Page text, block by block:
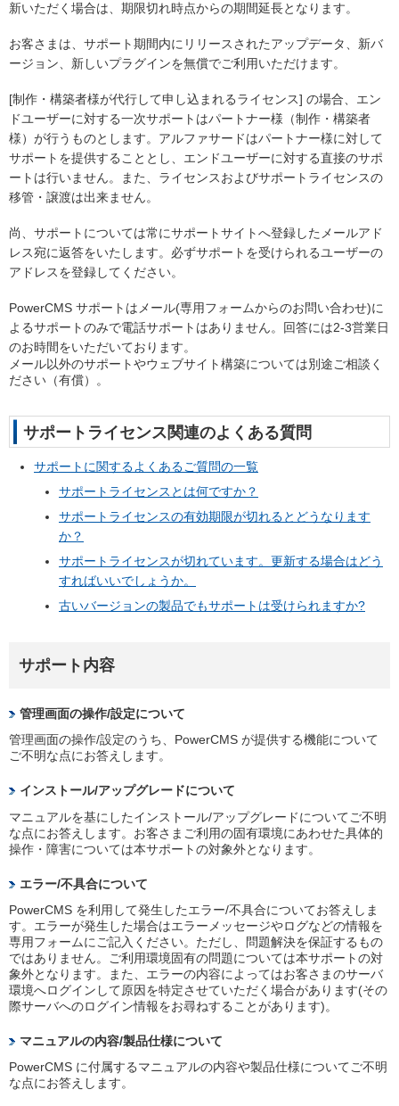
新いただく場合は、期限切れ時点からの期間延長となります。
お客さまは、サポート期間内にリリースされたアップデータ、新バ
ージョン、新しいプラグインを無償でご利用いただけます。
[制作・構築者様が代行して申し込まれるライセンス] の場合、エン
ドユーザーに対する一次サポートはパートナー様（制作・構築者
様）が行うものとします。アルファサードはパートナー様に対して
サポートを提供することとし、エンドユーザーに対する直接のサポ
ートは行いません。また、ライセンスおよびサポートライセンスの
移管・譲渡は出来ません。
尚、サポートについては常にサポートサイトへ登録したメールアド
レス宛に返答をいたします。必ずサポートを受けられるユーザーの
アドレスを登録してください。
PowerCMS サポートはメール(専用フォームからのお問い合わせ)に
よるサポートのみで電話サポートはありません。回答には2-3営業日
のお時間をいただいております。
メール以外のサポートやウェブサイト構築については別途ご相談く
ださい（有償）。
サポートライセンス関連のよくある質問
サポートに関するよくあるご質問の一覧
サポートライセンスとは何ですか？
サポートライセンスの有効期限が切れるとどうなります
か？
サポートライセンスが切れています。更新する場合はどう
すればいいでしょうか。
古いバージョンの製品でもサポートは受けられますか?
サポート内容
管理画面の操作/設定について
管理画面の操作/設定のうち、PowerCMS が提供する機能について
ご不明な点にお答えします。
インストール/アップグレードについて
マニュアルを基にしたインストール/アップグレードについてご不明
な点にお答えします。お客さまご利用の固有環境にあわせた具体的
操作・障害については本サポートの対象外となります。
エラー/不具合について
PowerCMS を利用して発生したエラー/不具合についてお答えしま
す。エラーが発生した場合はエラーメッセージやログなどの情報を
専用フォームにご記入ください。ただし、問題解決を保証するもの
ではありません。ご利用環境固有の問題については本サポートの対
象外となります。また、エラーの内容によってはお客さまのサーバ
環境へログインして原因を特定させていただく場合があります(その
際サーバへのログイン情報をお尋ねすることがあります)。
マニュアルの内容/製品仕様について
PowerCMS に付属するマニュアルの内容や製品仕様についてご不明
な点にお答えします。